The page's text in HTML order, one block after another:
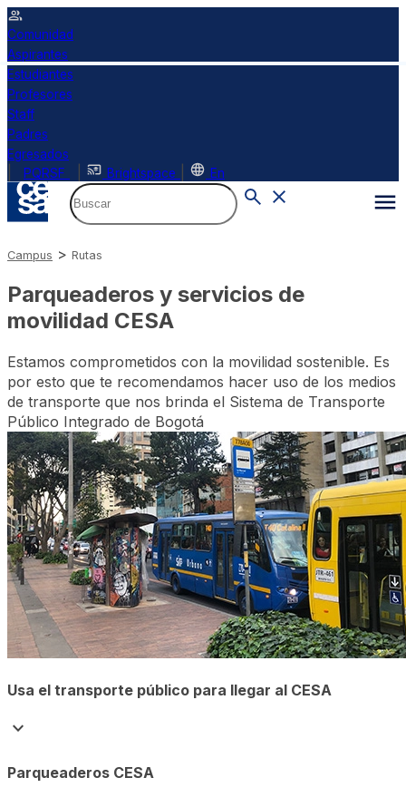
Comunidad
Aspirantes
Estudiantes
Profesores
Staff
Padres
Egresados
PQRSF Brightspace En
Campus > Rutas
Parqueaderos y servicios de
movilidad CESA
Estamos comprometidos con la movilidad sostenible. Es
por esto que te recomendamos hacer uso de los medios
de transporte que nos brinda el Sistema de Transporte
Público Integrado de Bogotá
Usa el transporte público para llegar al CESA
expand_more
Parqueaderos CESA